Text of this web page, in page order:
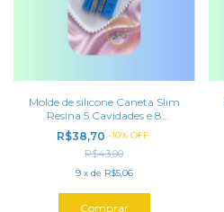
Molde de silicone Caneta Slim
Resina 5 Cavidades e 8
Pingentes
R$38,70 -10% OFF
R$43,00
9 x de R$5,06